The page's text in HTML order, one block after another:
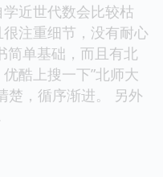
近世代数会比较枯
注重细节，没有耐心
简单基础，而且有北
酷上搜一下”北师大
楚，循序渐进。 另外